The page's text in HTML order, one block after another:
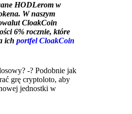
HODLerom w
W naszym
CloakCoin
6% rocznie, które
ich portfel CloakCoin
-? Podobnie jak
grę cryptoloto, aby
jednostki w